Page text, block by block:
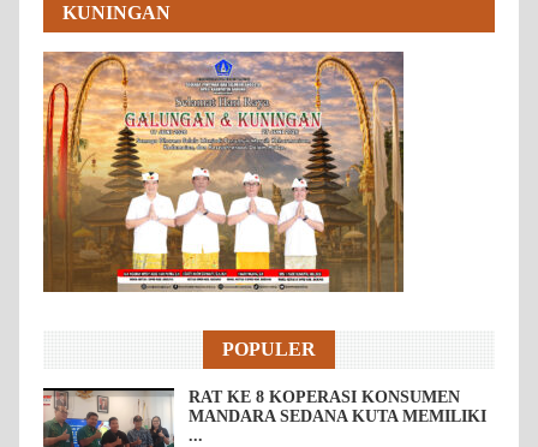
KUNINGAN
POPULER
RAT KE 8 KOPERASI KONSUMEN
MANDARA SEDANA KUTA MEMILIKI
...